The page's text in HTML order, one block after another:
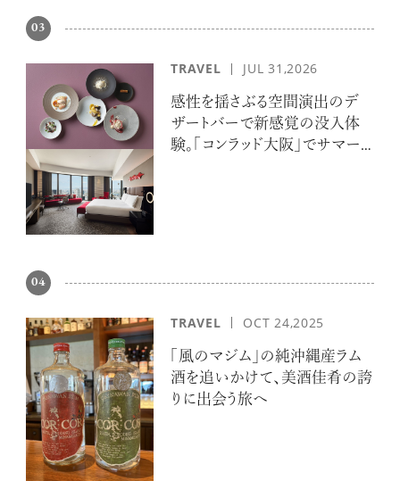
03
TRAVEL JUL 31,2026
感性を揺さぶる空間演出のデ
ザートバーで新感覚の没入体
験。「コンラッド大阪」でサマー
04
TRAVEL OCT 24,2025
「風のマジム」の純沖縄産ラム
酒を追いかけて、美酒佳肴の誇
りに出会う旅へ